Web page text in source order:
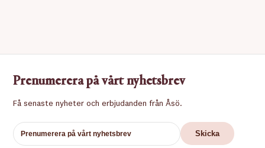
Prenumerera på vårt nyhetsbrev
Få senaste nyheter och erbjudanden från Åsö.